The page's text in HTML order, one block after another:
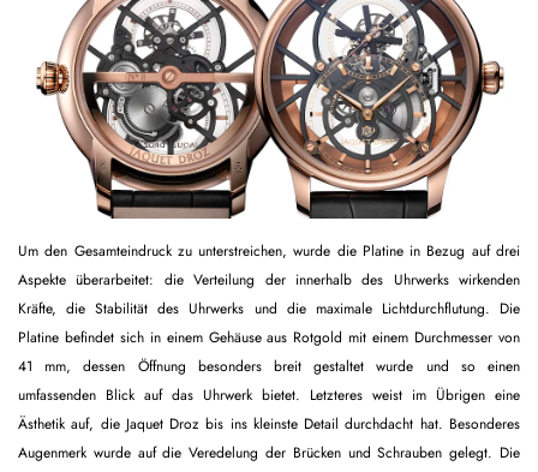
Um den Gesamteindruck zu unterstreichen, wurde die Platine in Bezug auf drei
Aspekte überarbeitet: die Verteilung der innerhalb des Uhrwerks wirkenden
Kräfte, die Stabilität des Uhrwerks und die maximale Lichtdurchflutung. Die
Platine befindet sich in einem Gehäuse aus Rotgold mit einem Durchmesser von
41 mm, dessen Öffnung besonders breit gestaltet wurde und so einen
umfassenden Blick auf das Uhrwerk bietet. Letzteres weist im Übrigen eine
Ästhetik auf, die Jaquet Droz bis ins kleinste Detail durchdacht hat. Besonderes
Augenmerk wurde auf die Veredelung der Brücken und Schrauben gelegt. Die